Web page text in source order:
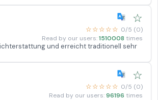
☆
☆☆☆☆☆ 0/5 (0)
Read by our users:1510008 times
und erreicht traditionell sehr
☆
☆☆☆☆☆ 0/5 (0)
Read by our users:96196 times